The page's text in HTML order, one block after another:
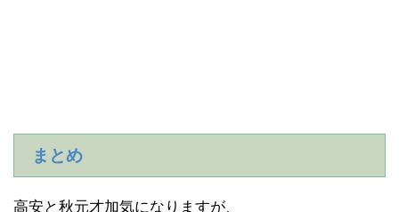
まとめ
高安と秋元才加気になりますが、